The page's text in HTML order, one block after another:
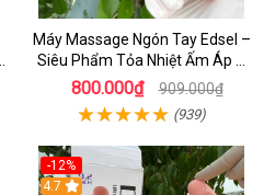
Máy Massage Ngón Tay Edsel –
Siêu Phẩm Tỏa Nhiệt Ấm Áp &
Rung Móc Thăng Hoa
800.000₫ 909.000₫
(939)
-12%
4.7